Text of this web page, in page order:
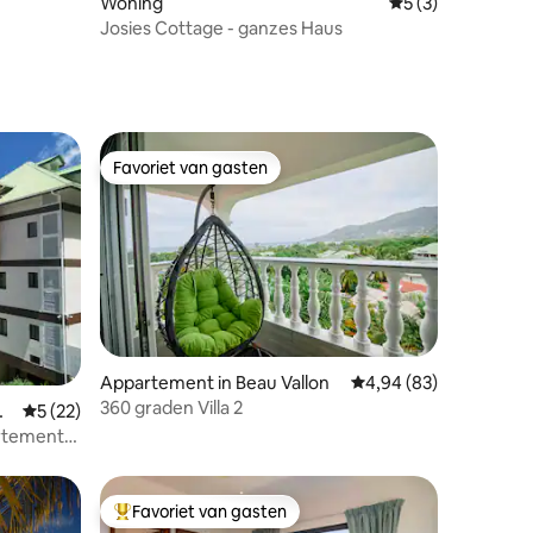
Josies Cottage - ganzes Haus
Gemiddelde beoordeling van 5 uit 5, 22 recensies
5 (22)
Favoriet van gasten
Favoriet van gasten
Appartement in Beau Vallon Gemiddelde
4,94 (83)
360 graden Villa 2
Topfavoriet van gasten
Favoriet van gasten